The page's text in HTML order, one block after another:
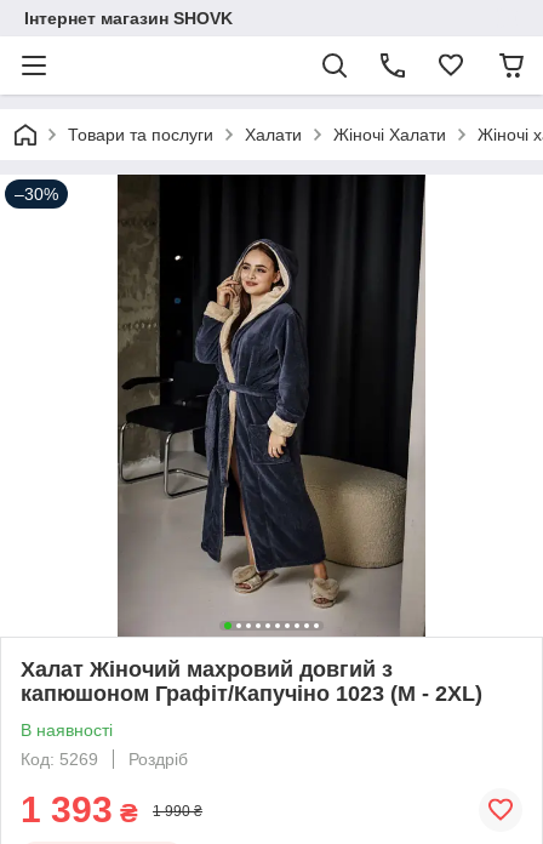
Інтернет магазин SHOVK
Товари та послуги Халати Жіночі Халати Жіночі
–30%
Халат Жіночий махровий довгий з
капюшоном Графіт/Капучіно 1023 (M - 2XL)
В наявності
Код: 5269
Роздріб
1 393 ₴ 1 990 ₴